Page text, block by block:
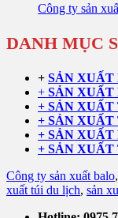
Công ty sản
DANH MỤC
+ SẢN XUẤT
+ SẢN XUẤT
+ SẢN
+ SẢN
+ SẢN
+ SẢN
Công ty sản xuất balo
xuất túi du lịch, sản